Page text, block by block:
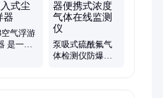
测油仪、恒温恒湿称重系统、防
机
空气浮游
是一种
泵吸式硫酰氟气
体检测仪防爆硫